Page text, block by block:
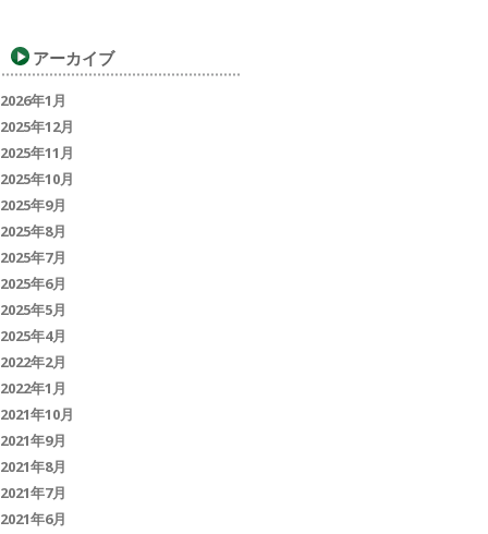
アーカイブ
2026年1月
2025年12月
2025年11月
2025年10月
2025年9月
2025年8月
2025年7月
2025年6月
2025年5月
2025年4月
2022年2月
2022年1月
2021年10月
2021年9月
2021年8月
2021年7月
2021年6月